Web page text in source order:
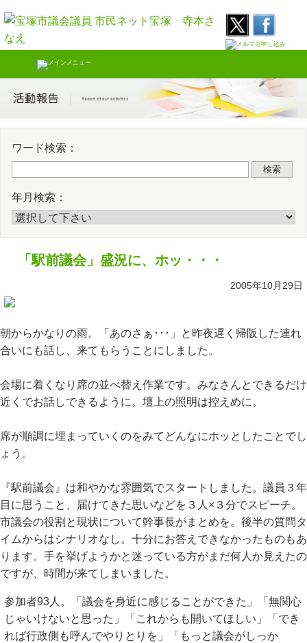
to
content
Twitter
ワード検索：
検索
年月検索：
「駅前議会」盛況に、ホッ・・・
2005年10月29日
朝からかなりの雨。「あのさぁ･･･」と昨夜遅く帰阪した連れ
合いにも話し、来てもらうことにしました。
会場に着くなり席の並べ替え作業です。みなさんとできるだけ
近くでお話しできるように。壇上の照明は控えめに。
席が順調に埋まっていくのをみてどんなにホッとしたことでし
ょう。
『駅前議会』は和やかな雰囲気でスタートしました。議員３年
目に思うこと、届けてきた思いなどを３人×３分でスピーチ。
市議会の役割と現状について幹事長がまとめを。後半の質問タ
イムからはシナリオなし。十分にお答えできなかったものもあ
ります。手を挙げようかと迷っている方がまだ何人か見えたの
ですが、時間が来てしまいました。
参加者93人。「議会を身近に感じることができた」「無関心
じゃいけないと思った」「これからも開いてほしい」「でき
れば行政側も呼んでやりとりを」「もっと議会がしっか